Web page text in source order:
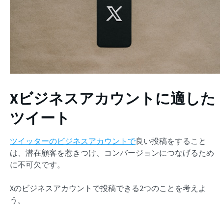
Xビジネスアカウントに適した
ツイート
ツイッターのビジネスアカウントで良い投稿をすること
は、潜在顧客を惹きつけ、コンバージョンにつなげるため
に不可欠です。
Xのビジネスアカウントで投稿できる2つのことを考えよ
う。